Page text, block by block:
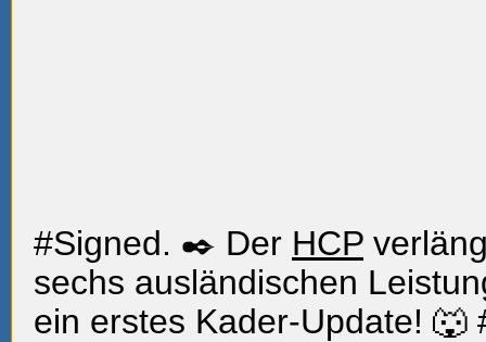
#Signed. ✒️ Der HCP
sechs ausländischen
ein erstes Kader-Update! 🐺